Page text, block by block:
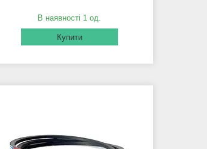
В наявності 1 од.
Купити